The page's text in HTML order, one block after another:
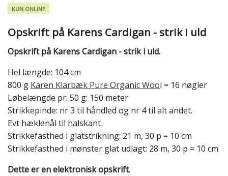
KUN ONLINE
Opskrift på Karens Cardigan - strik i uld
Opskrift på Karens Cardigan - strik i uld.
Hel længde: 104 cm
800 g Karen Klarbæk Pure Organic Wool = 16 nøgler
Løbelængde pr. 50 g: 150 meter
Strikkepinde: nr 3 til håndled og nr 4 til alt andet.
Evt hæklenål til halskant
Strikkefasthed i glatstrikning: 21 m, 30 p = 10 cm
Strikkefasthed i mønster glat udlagt: 28 m, 30 p = 10 cm
Dette er en elektronisk opskrift.